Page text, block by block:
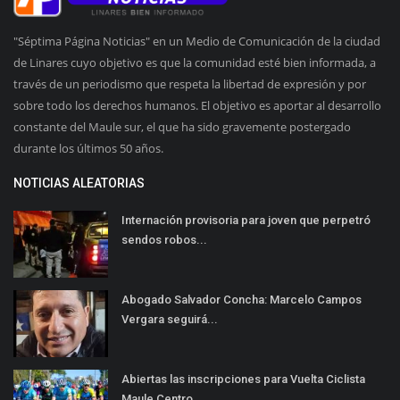
"Séptima Página Noticias" en un Medio de Comunicación de la ciudad
de Linares cuyo objetivo es que la comunidad esté bien informada, a
través de un periodismo que respeta la libertad de expresión y por
sobre todo los derechos humanos. El objetivo es aportar al desarrollo
constante del Maule sur, el que ha sido gravemente postergado
durante los últimos 50 años.
NOTICIAS ALEATORIAS
Internación provisoria para joven que perpetró
sendos robos...
Abogado Salvador Concha: Marcelo Campos
Vergara seguirá...
Abiertas las inscripciones para Vuelta Ciclista